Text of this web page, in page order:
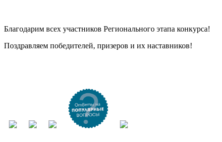
Благодарим всех участников Регионального этапа конкурса!
Поздравляем победителей, призеров и их наставников!